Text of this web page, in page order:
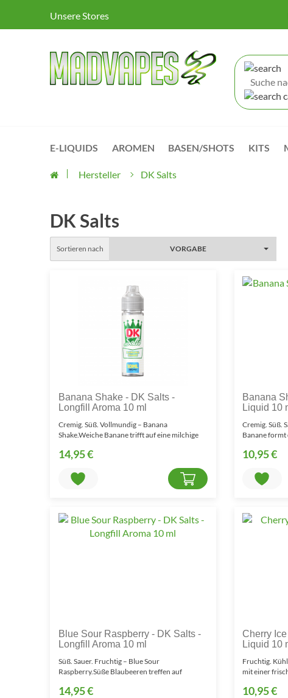
Unsere Stores
E-LIQUIDS AROMEN BASEN/SHOTS KITS
Hersteller DK Salts
DK Salts
Sortieren nach VORGABE
Banana Shake - DK Salts -
Longfill Aroma 10 ml
Cremig. Süß. Vollmundig – Banana
Shake.Weiche Banane trifft auf eine milchige
14,95 €
Banana
Liquid 10
Cremig. Süß.
Banane formt
10,95 €
Blue Sour Raspberry - DK Salts -
Longfill Aroma 10 ml
Süß. Sauer. Fruchtig – Blue Sour
Raspberry.Süße Blaubeeren treffen auf
14,95 €
Cherry
Liquid 10
Fruchtig.
mit einer
10,95 €